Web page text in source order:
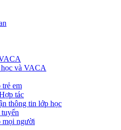
và VACA
trẻ em
tác
thông tin lớp học
mọi người